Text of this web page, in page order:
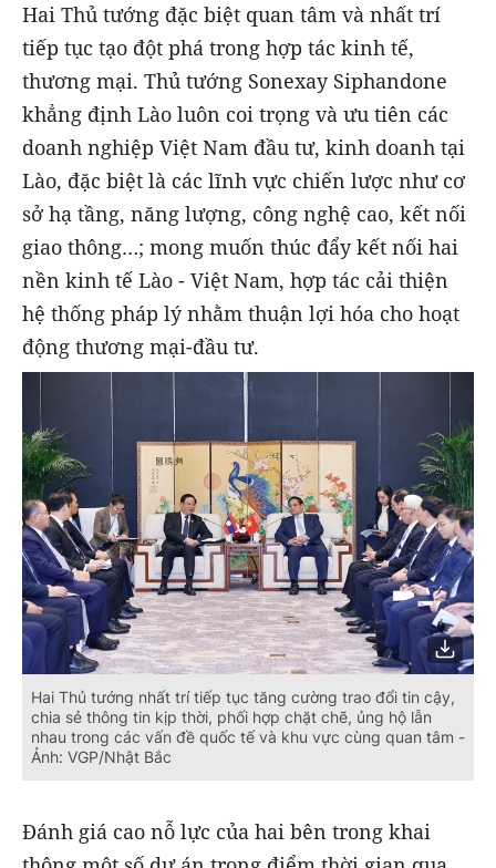
Hai Thủ tướng đặc biệt quan tâm và nhất trí
tiếp tục tạo đột phá trong hợp tác kinh tế,
thương mại. Thủ tướng Sonexay Siphandone
khẳng định Lào luôn coi trọng và ưu tiên các
doanh nghiệp Việt Nam đầu tư, kinh doanh tại
Lào, đặc biệt là các lĩnh vực chiến lược như cơ
sở hạ tầng, năng lượng, công nghệ cao, kết nối
giao thông…; mong muốn thúc đẩy kết nối hai
nền kinh tế Lào - Việt Nam, hợp tác cải thiện
hệ thống pháp lý nhằm thuận lợi hóa cho hoạt
động thương mại-đầu tư.
Hai Thủ tướng nhất trí tiếp tục tăng cường trao đổi tin cậy,
chia sẻ thông tin kịp thời, phối hợp chặt chẽ, ủng hộ lẫn
nhau trong các vấn đề quốc tế và khu vực cùng quan tâm -
Ảnh: VGP/Nhật Bắc
Đánh giá cao nỗ lực của hai bên trong khai